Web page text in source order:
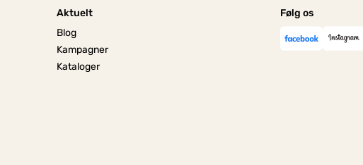
Aktuelt
Blog
Kampagner
Kataloger
Følg os